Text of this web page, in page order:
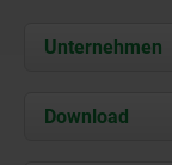
Unternehmen
Über uns
Download